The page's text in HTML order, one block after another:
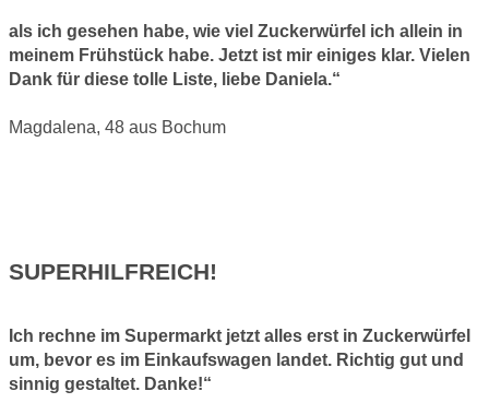
als ich gesehen habe, wie viel Zuckerwürfel ich allein in
meinem Frühstück habe. Jetzt ist mir einiges klar. Vielen
Dank für diese tolle Liste, liebe Daniela.“
Magdalena, 48 aus Bochum
SUPERHILFREICH!
Ich rechne im Supermarkt jetzt alles erst in Zuckerwürfel
um, bevor es im Einkaufswagen landet. Richtig gut und
sinnig gestaltet. Danke!“